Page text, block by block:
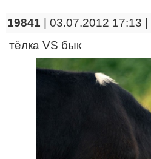
19841 | 03.07.2012 17:13 |
тёлка VS бык